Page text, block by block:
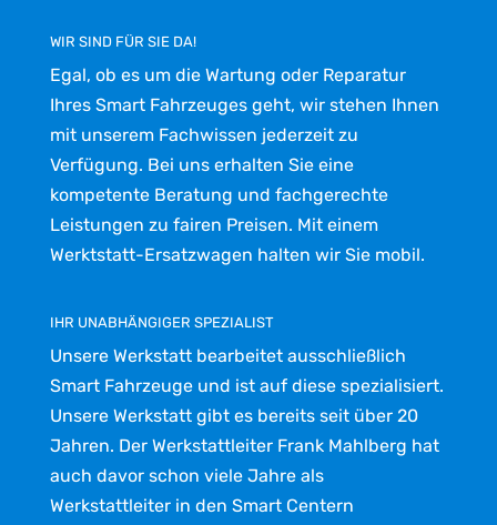
WIR SIND FÜR SIE DA!
Egal, ob es um die Wartung oder Reparatur
Ihres Smart Fahrzeuges geht, wir stehen Ihnen
mit unserem Fachwissen jederzeit zu
Verfügung. Bei uns erhalten Sie eine
kompetente Beratung und fachgerechte
Leistungen zu fairen Preisen. Mit einem
Werktstatt-Ersatzwagen halten wir Sie mobil.
IHR UNABHÄNGIGER SPEZIALIST
Unsere Werkstatt bearbeitet ausschließlich
Smart Fahrzeuge und ist auf diese spezialisiert.
Unsere Werkstatt gibt es bereits seit über 20
Jahren. Der Werkstattleiter Frank Mahlberg hat
auch davor schon viele Jahre als
Werkstattleiter in den Smart Centern